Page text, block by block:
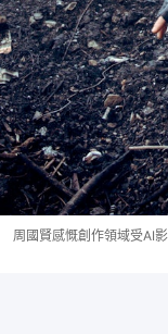
周國賢感慨創作領域受AI影